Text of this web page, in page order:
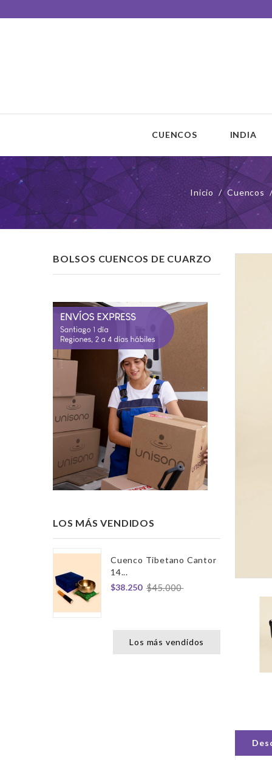
CUENCOS INDIA
Inicio Cuencos
BOLSOS CUENCOS DE CUARZO
LOS MÁS VENDIDOS
Cuenco Tibetano Cantor
14...
$38.250
-15%
$45.000
Los más vendidos